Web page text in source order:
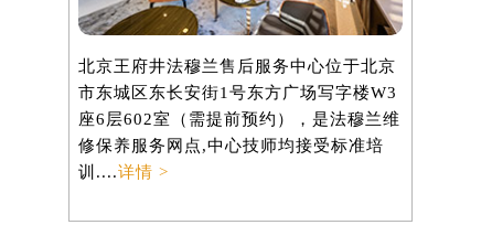
北京王府井法穆兰售后服务中心位于北京
市东城区东长安街1号东方广场写字楼W3
座6层602室（需提前预约），是法穆兰维
修保养服务网点,中心技师均接受标准培
训....详情 >